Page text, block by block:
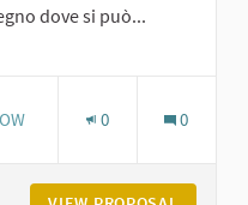
dove si può...
0 0